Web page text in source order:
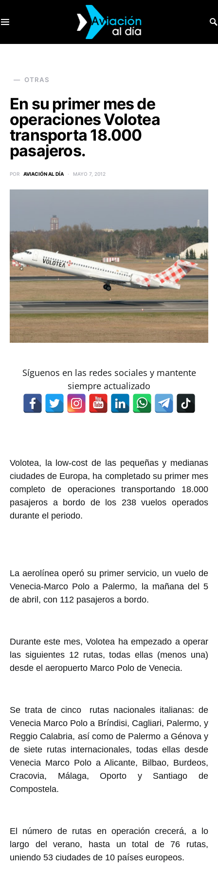
OTRAS
En su primer mes de
operaciones Volotea
transporta 18.000
pasajeros.
POR AVIACIÓN AL DÍA MAYO 7, 2012
Síguenos en las redes sociales y mantente
siempre actualizado
Volotea, la low-cost de las pequeñas y medianas
ciudades de Europa, ha completado su primer mes
completo de operaciones transportando 18.000
pasajeros a bordo de los 238 vuelos operados
durante el periodo.
La aerolínea operó su primer servicio, un vuelo de
Venecia-Marco Polo a Palermo, la mañana del 5
de abril, con 112 pasajeros a bordo.
Durante este mes, Volotea ha empezado a operar
las siguientes 12 rutas, todas ellas (menos una)
desde el aeropuerto Marco Polo de Venecia.
Se trata de cinco rutas nacionales italianas: de
Venecia Marco Polo a Bríndisi, Cagliari, Palermo, y
Reggio Calabria, así como de Palermo a Génova y
de siete rutas internacionales, todas ellas desde
Venecia Marco Polo a Alicante, Bilbao, Burdeos,
Cracovia, Málaga, Oporto y Santiago de
Compostela.
El número de rutas en operación crecerá, a lo
largo del verano, hasta un total de 76 rutas,
uniendo 53 ciudades de 10 países europeos.